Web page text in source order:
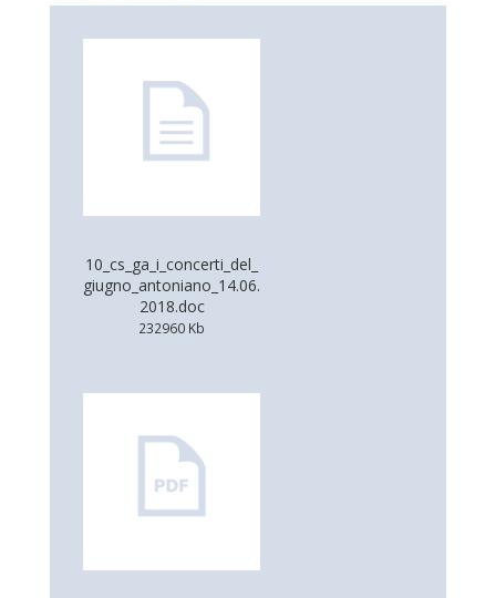
10_cs_ga_i_concerti_del_
giugno_antoniano_14.06.
2018.doc
232960 Kb